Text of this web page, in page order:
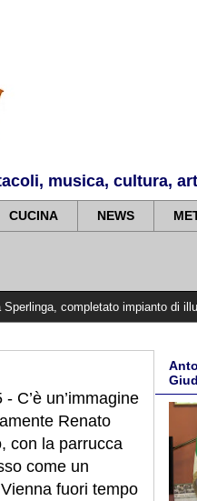
musica, cultura,
CUCINA NEWS
impianto di illuminazione
C’è un’immagine
Renato
con la parrucca
come un
fuori tempo